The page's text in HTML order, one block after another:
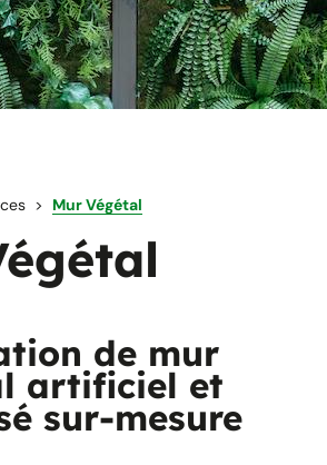
Mur Végétal
de mur
artificiel et
sur-mesure